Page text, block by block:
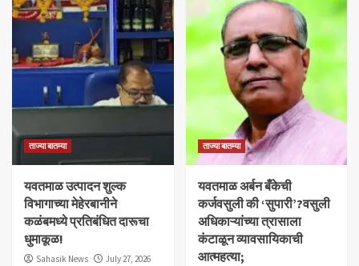
ताज्या बातम्या
यवतमाळ उत्पादन शुल्क
विभागाच्या मेहेरबानीने
कळंबमध्ये प्रतिबंधित दारूचा
धुमाकूळ!
Sahasik News
July 27, 2026
ताज्या बातम्या
​यवतमाळ अर्बन बँकेची
कर्जवसुली की ‘सुपारी’?वसुली
अधिकाऱ्यांच्या त्रासाला
कंटाळून व्यावसायिकाची
आत्महत्या;